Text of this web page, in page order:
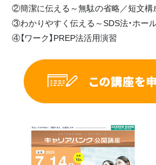
②簡潔に伝える～無駄の省略／短文構
③わかりやすく伝える～SDS法・ホー
④【ワーク】PREP法活用演習